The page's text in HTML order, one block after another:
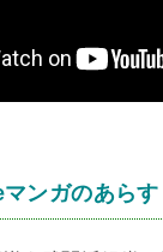
ンガのあらす